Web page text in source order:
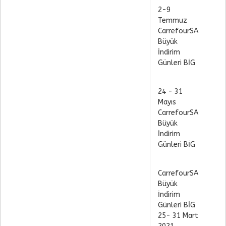
2-9
Temmuz
CarrefourSA
Büyük
İndirim
Günleri BİG
24 - 31
Mayıs
CarrefourSA
Büyük
İndirim
Günleri BİG
CarrefourSA
Büyük
İndirim
Günleri BİG
25- 31 Mart